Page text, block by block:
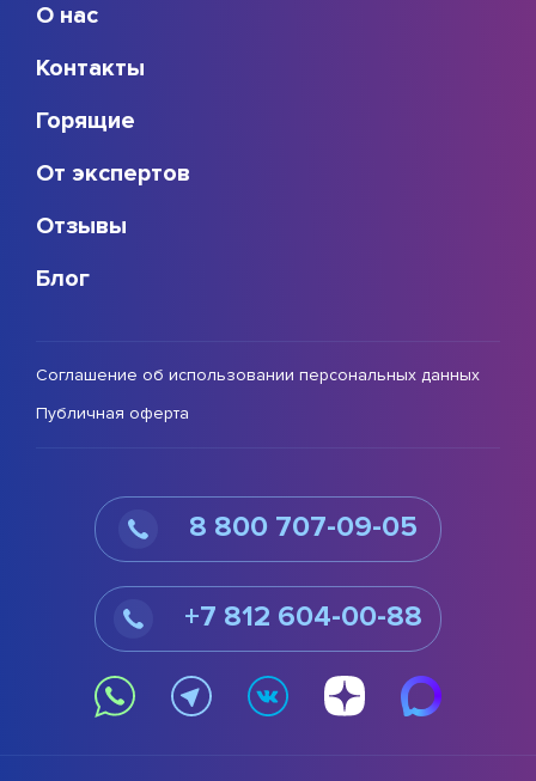
О нас
Контакты
Горящие
От экспертов
Отзывы
Блог
Соглашение об использовании персональных данных
Публичная оферта
8 800 707-09-05
+7 812 604-00-88